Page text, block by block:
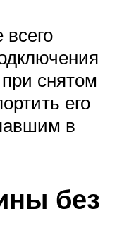
снятом
его
в
без